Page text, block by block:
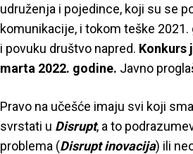
udruženja i pojedince, koji su se
komunikacije, i tokom teške
i povuku društvo napred. Konkurs
marta 2022. godine. Javno
Pravo na učešće imaju svi koji
svrstati u Disrupt, a to
problema (Disrupt inovacija) ili